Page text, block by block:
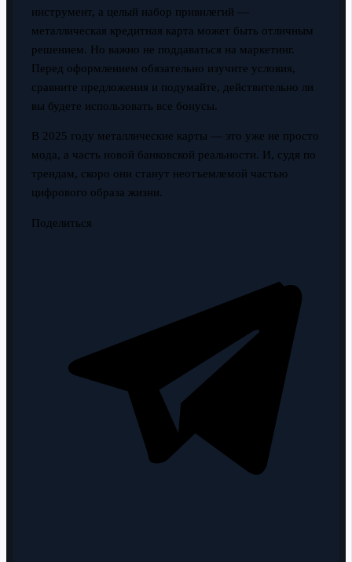
инструмент, а целый набор привилегий —
металлическая кредитная карта может быть отличным
решением. Но важно не поддаваться на маркетинг.
Перед оформлением обязательно изучите условия,
сравните предложения и подумайте, действительно ли
вы будете использовать все бонусы.
В 2025 году металлические карты — это уже не просто
мода, а часть новой банковской реальности. И, судя по
трендам, скоро они станут неотъемлемой частью
цифрового образа жизни.
Поделиться